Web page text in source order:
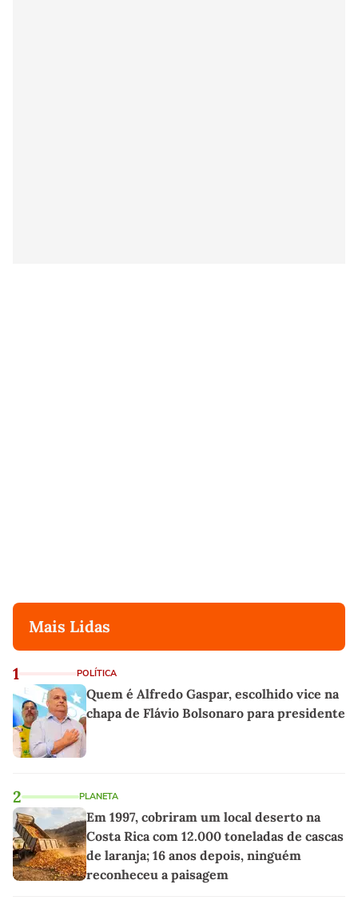
Mais Lidas
1 POLÍTICA
Quem é Alfredo Gaspar, escolhido vice na
chapa de Flávio Bolsonaro para presidente
2 PLANETA
Em 1997, cobriram um local deserto na
Costa Rica com 12.000 toneladas de cascas
de laranja; 16 anos depois, ninguém
reconheceu a paisagem